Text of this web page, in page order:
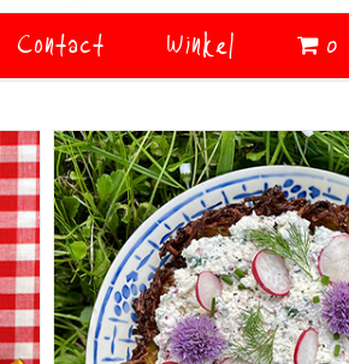
Contact Winkel 0